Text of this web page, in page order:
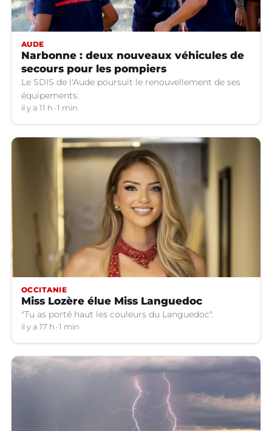
AUDE
Narbonne : deux nouveaux véhicules de
secours pour les pompiers
Le SDIS de l'Aude poursuit le renouvellement de ses
équipements.
il y a 11 h 1 min
OCCITANIE
Miss Lozère élue Miss Languedoc
"Tu as porté haut les couleurs du Languedoc".
il y a 17 h 1 min